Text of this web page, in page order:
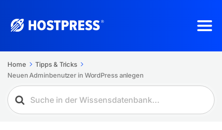
Home
Tipps & Tricks
Neuen Adminbenutzer in WordPress anlegen